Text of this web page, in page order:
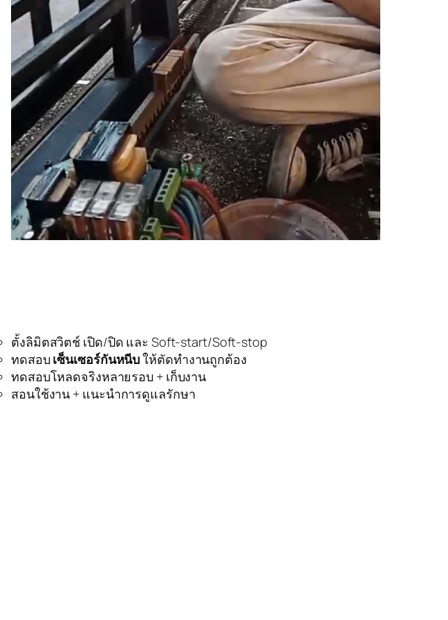
ตั้งลิมิตสวิตช์ เปิด/ปิด และ Soft‑start/Soft‑stop
ทดสอบเซ็นเซอร์กันหนีบให้ตัดทำงานถูกต้อง
ทดสอบโหลดจริงหลายรอบ + เก็บงาน
สอนใช้งาน + แนะนำการดูแลรักษา